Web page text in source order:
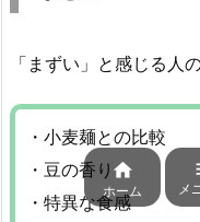
「まずい」と感じる人
・小麦麺との比較
・豆の香り
・特異な食感

ホーム メ